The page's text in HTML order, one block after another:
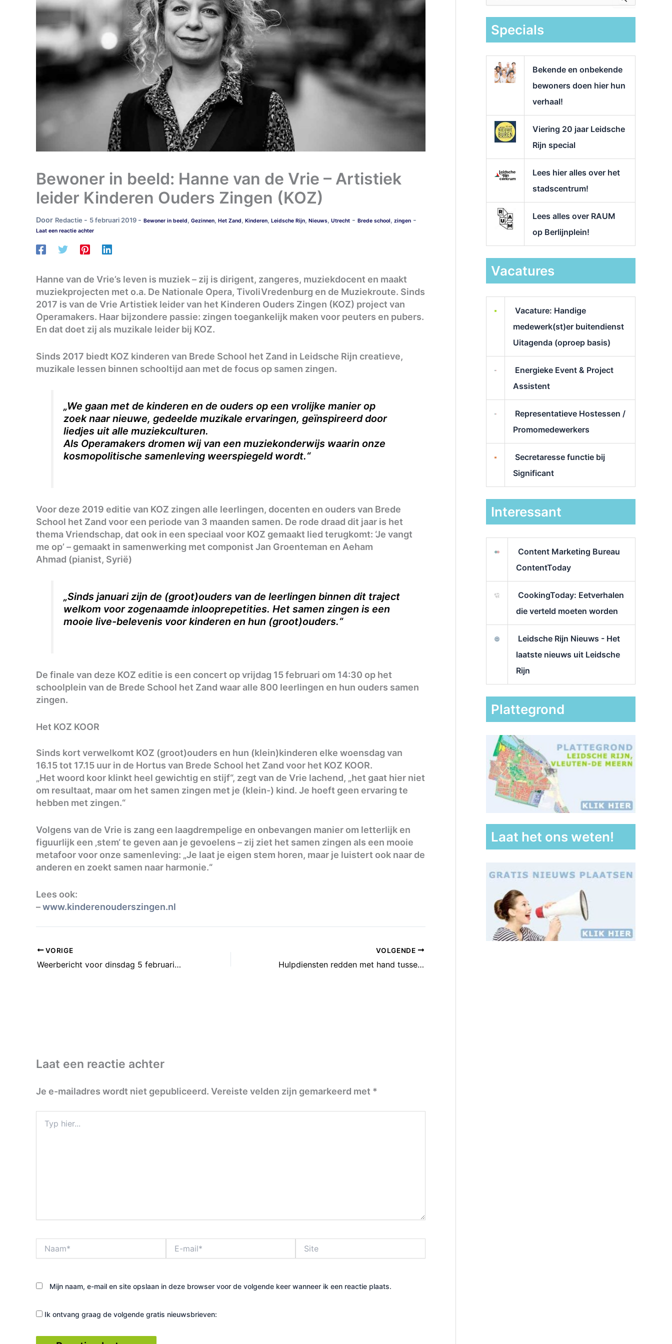
Bewoner in beeld: Hanne van de Vrie – Artistiek
leider Kinderen Ouders Zingen (KOZ)
Door Redactie - 5 februari 2019 - Bewoner in beeld, Gezinnen, Het Zand, Kinderen, Leidsche Rijn, Nieuws, Utrecht - Brede school, zingen -
Laat een reactie achter
Hanne van de Vrie’s leven is muziek – zij is dirigent, zangeres, muziekdocent en maakt
muziekprojecten met o.a. De Nationale Opera, TivoliVredenburg en de Muziekroute. Sinds
2017 is van de Vrie Artistiek leider van het Kinderen Ouders Zingen (KOZ) project van
Operamakers. Haar bijzondere passie: zingen toegankelijk maken voor peuters en pubers.
En dat doet zij als muzikale leider bij KOZ.
Sinds 2017 biedt KOZ kinderen van Brede School het Zand in Leidsche Rijn creatieve,
muzikale lessen binnen schooltijd aan met de focus op samen zingen.
„We gaan met de kinderen en de ouders op een vrolijke manier op
zoek naar nieuwe, gedeelde muzikale ervaringen, geïnspireerd door
liedjes uit alle muziekculturen.
Als Operamakers dromen wij van een muziekonderwijs waarin onze
kosmopolitische samenleving weerspiegeld wordt.“
Voor deze 2019 editie van KOZ zingen alle leerlingen, docenten en ouders van Brede
School het Zand voor een periode van 3 maanden samen. De rode draad dit jaar is het
thema Vriendschap, dat ook in een speciaal voor KOZ gemaakt lied terugkomt: ‘Je vangt
me op’ – gemaakt in samenwerking met componist Jan Groenteman en Aeham
Ahmad (pianist, Syrië)
„Sinds januari zijn de (groot)ouders van de leerlingen binnen dit traject
welkom voor zogenaamde inlooprepetities. Het samen zingen is een
mooie live-belevenis voor kinderen en hun (groot)ouders.“
De finale van deze KOZ editie is een concert op vrijdag 15 februari om 14:30 op het
schoolplein van de Brede School het Zand waar alle 800 leerlingen en hun ouders samen
zingen.
Het KOZ KOOR
Sinds kort verwelkomt KOZ (groot)ouders en hun (klein)kinderen elke woensdag van
16.15 tot 17.15 uur in de Hortus van Brede School het Zand voor het KOZ KOOR.
„Het woord koor klinkt heel gewichtig en stijf“, zegt van de Vrie lachend, „het gaat hier niet
om resultaat, maar om het samen zingen met je (klein-) kind. Je hoeft geen ervaring te
hebben met zingen.“
Volgens van de Vrie is zang een laagdrempelige en onbevangen manier om letterlijk en
figuurlijk een ‚stem‘ te geven aan je gevoelens – zij ziet het samen zingen als een mooie
metafoor voor onze samenleving: „Je laat je eigen stem horen, maar je luistert ook naar de
anderen en zoekt samen naar harmonie.“
Lees ook:
–www.kinderenouderszingen.nl
VORIGE
Weerbericht voor dinsdag 5 februari: Veelal bewolkt en droog
VOLGENDE
Hulpdiensten redden met hand tussen de deur vastzittende kleuter
Laat een reactie achter
Je e-mailadres wordt niet gepubliceerd. Vereiste velden zijn gemarkeerd met *
hier...
mail*
Mijn naam, e-mail en site opslaan in deze browser voor de volgende keer wanneer ik een reactie plaats.
Ik ontvang graag de volgende gratis nieuwsbrieven:
k
Specials
Bekende en onbekende
bewoners doen hier hun
verhaal!
Viering 20 jaar Leidsche
Rijn special
Lees hier alles over het
stadscentrum!
Lees alles over RAUM
op Berlijnplein!
Vacatures
Vacature: Handige
medewerk(st)er buitendienst
Uitagenda (oproep basis)
Energieke Event & Project
Assistent
Representatieve Hostessen /
Promomedewerkers
Secretaresse functie bij
Significant
Interessant
Content Marketing Bureau
ContentToday
CookingToday: Eetverhalen
die verteld moeten worden
Leidsche Rijn Nieuws - Het
laatste nieuws uit Leidsche
Rijn
Plattegrond
Laat het ons weten!